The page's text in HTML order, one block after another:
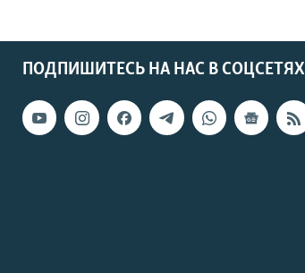
ПОДПИШИТЕСЬ НА НАС В СОЦСЕТЯХ